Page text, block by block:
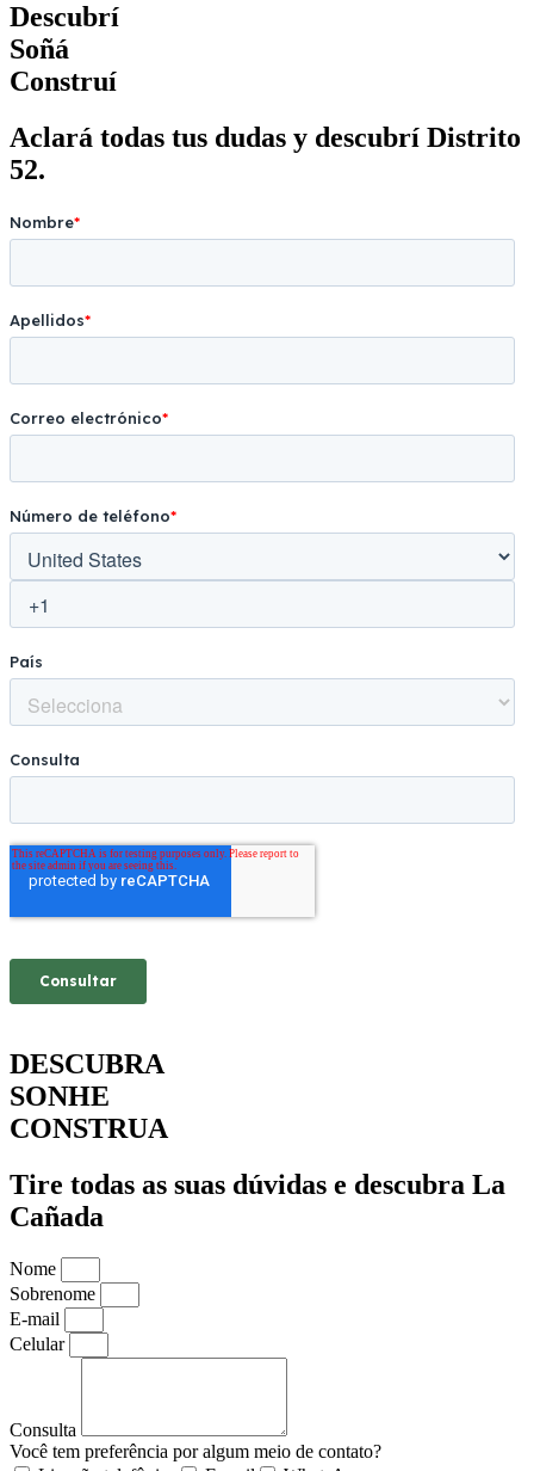
Descubrí
Soñá
Construí
Aclará todas tus dudas y descubrí Distrito
52.
DESCUBRA
SONHE
CONSTRUA
Tire todas as suas dúvidas e descubra La
Cañada
Nome
Sobrenome
E-mail
Celular
Consulta
Você tem preferência por algum meio de contato?